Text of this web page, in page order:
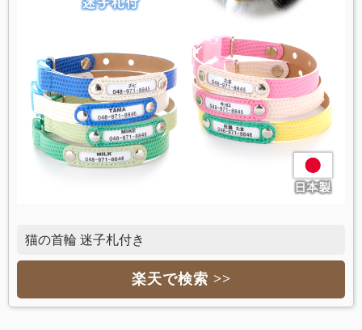
猫の首輪 迷子札付き
楽天で検索 >>